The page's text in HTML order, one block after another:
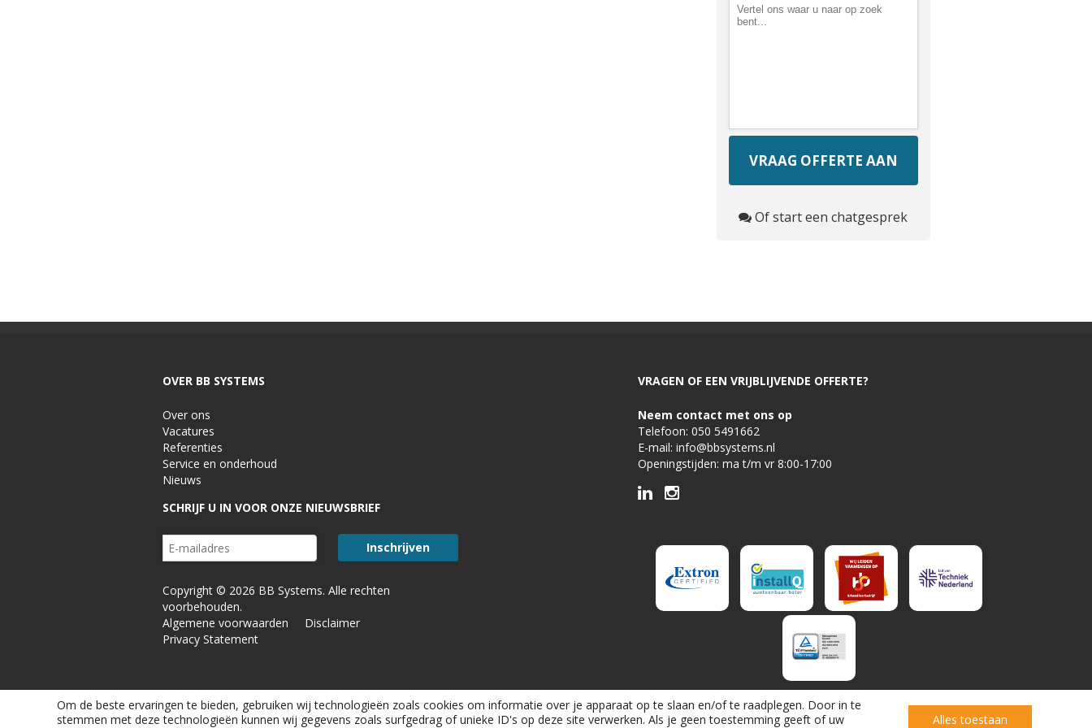
Of start een chatgesprek
OVER BB SYSTEMS
Over ons
Vacatures
Referenties
Service en onderhoud
Nieuws
SCHRIJF U IN VOOR ONZE NIEUWSBRIEF
Copyright © 2026 BB Systems. Alle rechten
voorbehouden.
Algemene voorwaarden
Disclaimer
Privacy Statement
VRAGEN OF EEN VRIJBLIJVENDE OFFERTE?
Neem contact met ons op
Telefoon: 050 5491662
E-mail: info@bbsystems.nl
Openingstijden: ma t/m vr 8:00-17:00
Om de beste ervaringen te bieden, gebruiken wij technologieën zoals cookies om informatie over je apparaat op te slaan en/of te raadplegen. Door in te
stemmen met deze technologieën kunnen wij gegevens zoals surfgedrag of unieke ID's op deze site verwerken. Als je geen toestemming geeft of uw
Alles toestaan